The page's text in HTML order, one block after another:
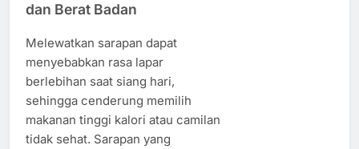
dan Berat Badan
Melewatkan sarapan dapat
menyebabkan rasa lapar
berlebihan saat siang hari,
sehingga cenderung memilih
makanan tinggi kalori atau camilan
tidak sehat. Sarapan yang